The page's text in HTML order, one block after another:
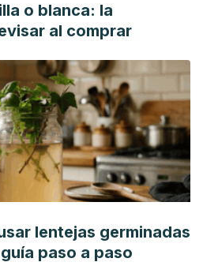
o blanca: la
al comprar
lentejas germinadas
paso a paso